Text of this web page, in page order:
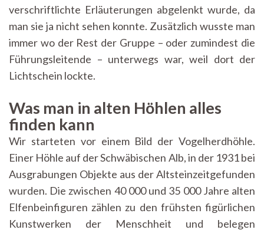
verschriftlichte Erläuterungen abgelenkt wurde, da
man sie ja nicht sehen konnte. Zusätzlich wusste man
immer wo der Rest der Gruppe – oder zumindest die
Führungsleitende – unterwegs war, weil dort der
Lichtschein lockte.
Was man in alten Höhlen alles
finden kann
Wir starteten vor einem Bild der Vogelherdhöhle.
Einer Höhle auf der Schwäbischen Alb, in der 1931 bei
Ausgrabungen Objekte aus der Altsteinzeitgefunden
wurden. Die zwischen 40 000 und 35 000 Jahre alten
Elfenbeinfiguren zählen zu den frühsten figürlichen
Kunstwerken der Menschheit und belegen